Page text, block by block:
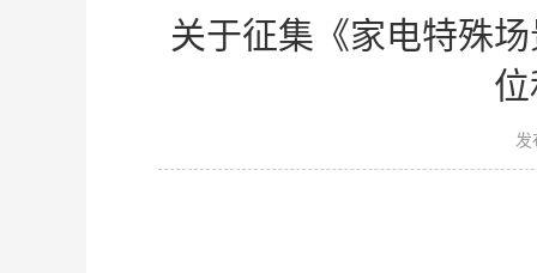
关于征集《家电特殊
发